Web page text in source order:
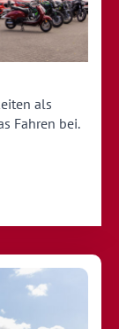
als
Fahren bei.